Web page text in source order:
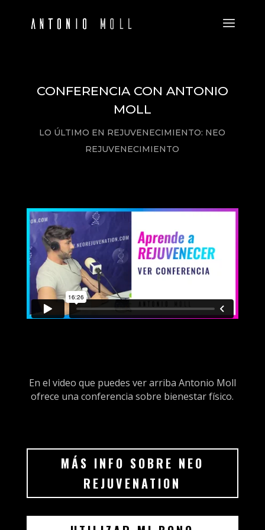
CONFERENCIA CON ANTONIO
MOLL
LO ÚLTIMO EN REJUVENECIMIENTO: NEO
REJUVENECIMIENTO
En el video que puedes ver arriba Antonio Moll
ofrece una conferencia sobre bienestar físico.
MÁS INFO SOBRE NEO
REJUVENATION